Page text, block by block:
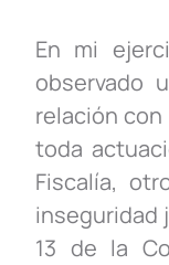
En mi
observado
relación
toda
Fiscalía,
inseguridad
13 de la